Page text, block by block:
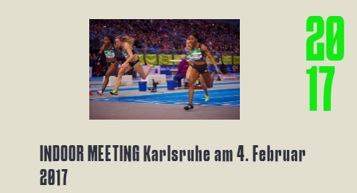
20
7
INDOOR MEETING Karlsruhe am 4. Februar
2017